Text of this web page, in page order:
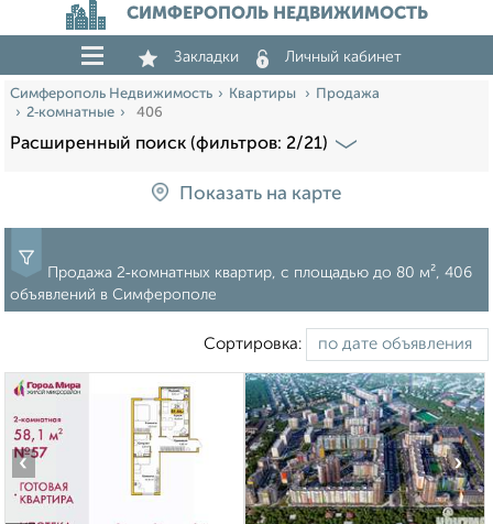
СИМФЕРОПОЛЬ НЕДВИЖИМОСТЬ
Закладки Личный кабинет
Симферополь Недвижимость Квартиры
Продажа
2‑комнатные
406
Расширенный поиск (фильтров: 2/21)
Показать на карте
Продажа 2‑комнатных квартир, c площадью до 80 м², 406
объявлений в Симферополе
Сортировка:
‹ ›